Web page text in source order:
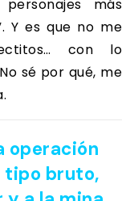
más
Y es que no me
con lo
sé por qué, me
operación
tipo bruto,